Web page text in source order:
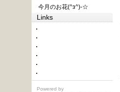
今月のお花(^з^)-☆
Links
Powered by